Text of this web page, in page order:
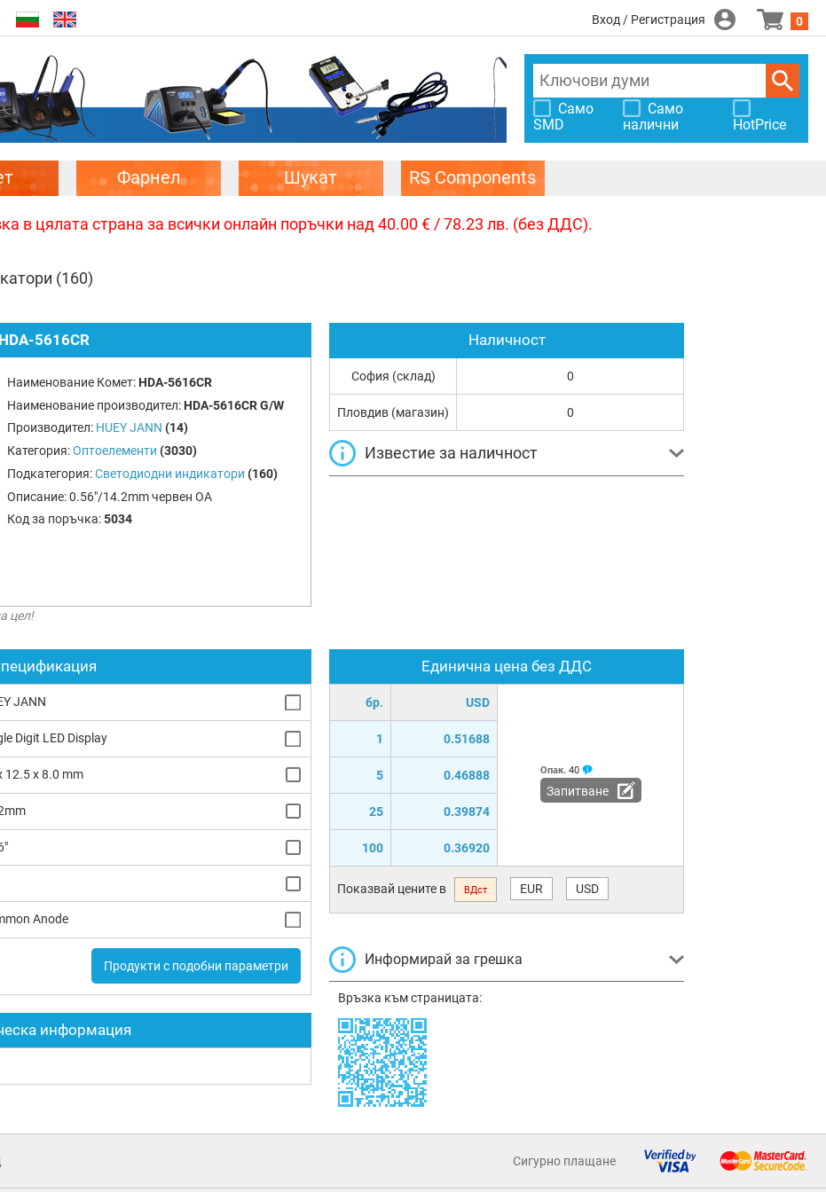
Вход / Регистрация 0
Само
SMD
Само
налични
HotPrice
Фарнел Шукат RS Components
в цялата страна за всички онлайн поръчки над 40.00 € / 78.23 лв. (без ДДС).
(160)
HDA-5616CR
Наименование Комет: HDA-5616CR
Наименование производител: HDA-5616CR G/W
Производител: HUEY JANN (14)
Категория:Оптоелементи (3030)
Подкатегория:Светодиодни индикатори (160)
Описание:0.56"/14.2mm червен ОА
Код за поръчка:5034
цел!
JANN
Digit LED Display
12.5 x 8.0 mm
Anode
Продукти с подобни параметри
информация
Единична цена без ДДС
бр. USD
1 0.51688
5 0.46888
25 0.39874
100 0.36920
Опак. 40
Запитване
Показвай цените в ВДст EUR USD
Информирай за грешка
Връзка към страницата:
Наличност
София (склад) 0
Пловдив (магазин) 0
Известие за наличност
Сигурно плащане